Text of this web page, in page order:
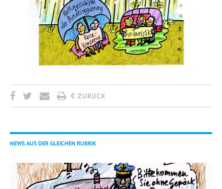
ZURÜCK
NEWS AUS DER GLEICHEN RUBRIK